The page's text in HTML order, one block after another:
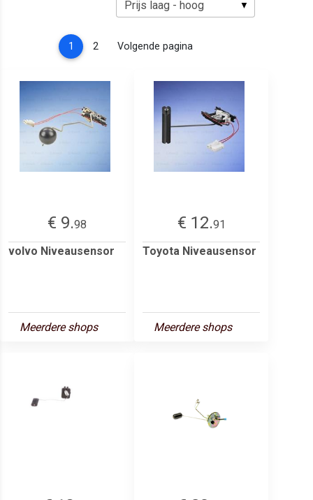
1 (current)
2 Volgende pagina
€ 9.98
volvo Niveausensor
Meerdere shops
€ 12.91
Toyota Niveausensor
Meerdere shops